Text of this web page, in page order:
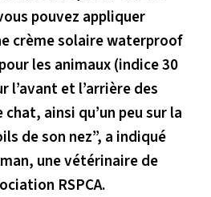
pouvez appliquer
crème solaire waterproof
les animaux (indice 30
l’avant et l’arrière des
ainsi qu’un peu sur la
de son nez”, a indiqué
une vétérinaire de
RSPCA.